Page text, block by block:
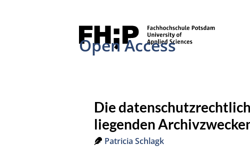
Open Access
Die
liegenden
Patricia Schlagk